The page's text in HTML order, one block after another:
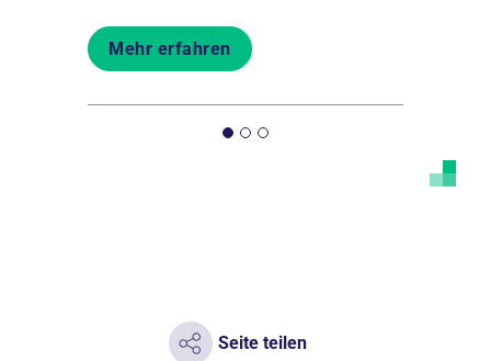
Mehr erfahren
Seite teilen